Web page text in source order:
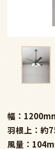
幅：
羽根上：約
風量：104m